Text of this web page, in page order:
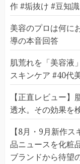
作 #垢抜け #豆知
美容のプロは何に
導の本音回答
肌荒れを「美容液
スキンケア #40代
【正直レビュー
透水。その効果を
【8月・9月新作
品ニュースを化粧
ブランドから待望